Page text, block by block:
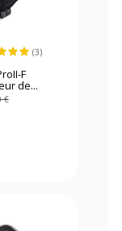
(3)
F
de...
€